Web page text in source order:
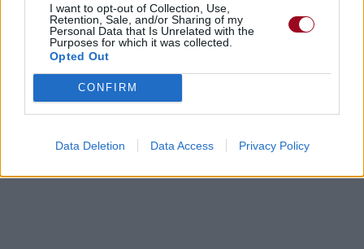
I want to opt-out of Collection, Use,
Retention, Sale, and/or Sharing of my
Personal Data that Is Unrelated with the
Purposes for which it was collected.
Opted Out
CONFIRM
Data Deletion Data Access Privacy Policy